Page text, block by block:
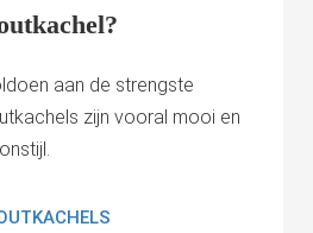
aan de strengste
zijn vooral mooi en